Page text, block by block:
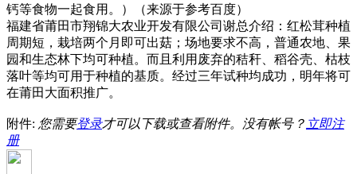
钙等食物一起食用。）（来源于参考百度）
福建省莆田市翔锦大农业开发有限公司谢总介绍：红松茸种植
周期短，栽培两个月即可出菇；场地要求不高，普通农地、果
园和生态林下均可种植。而且利用废弃的秸秆、稻谷壳、枯枝
落叶等均可用于种植的基质。经过三年试种均成功，明年将可
在莆田大面积推广。
附件: 您需要登录才可以下载或查看附件。没有帐号？ 立即注
册